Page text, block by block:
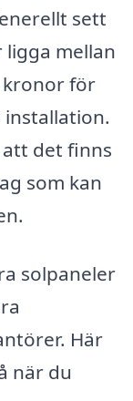
sett
mellan
kronor för
det finns
som kan
solpaneler
Här
när du